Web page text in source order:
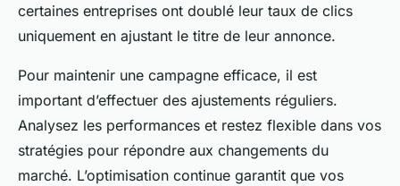
certaines entreprises ont doublé leur taux de clics
uniquement en ajustant le titre de leur annonce.
Pour maintenir une campagne efficace, il est
important d’effectuer des ajustements réguliers.
Analysez les performances et restez flexible dans vos
stratégies pour répondre aux changements du
marché. L’optimisation continue garantit que vos